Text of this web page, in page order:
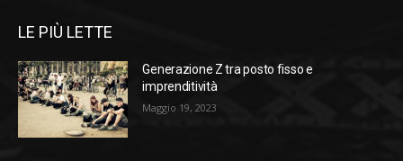
LE PIÙ LETTE
Generazione Z tra posto fisso e
imprenditività
Maggio 19, 2023